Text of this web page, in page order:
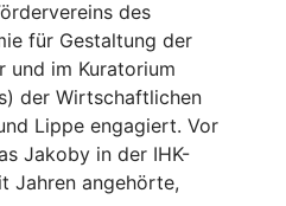
des
für Gestaltung der
und im Kuratorium
der Wirtschaftlichen
Lippe engagiert. Vor
Jakoby in der IHK-
Jahren angehörte,